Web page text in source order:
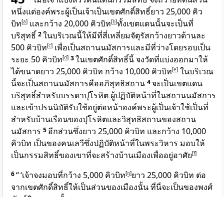
หนึ่งแด่องค์พระผู้เป็นเจ้าเป็นเขตศักดิ์สิทธิ์ยาว 25,000 คิว
บิท[a] และกว้าง 20,000 คิวบิท[b]ทั้งเขตแดนนั้นจะเป็นที่
บริสุทธิ์ 2ในบริเวณนี้ให้มีที่สี่เหลี่ยมจัตุรัสกว้างยาวด้านละ
500 คิวบิท[c] เพื่อเป็นสถานนมัสการและมีที่ว่างโดยรอบเป็น
ระยะ 50 คิวบิท[d] 3ในเขตศักดิ์สิทธิ์นี้ จงวัดที่แบ่งออกมาให้
ได้ขนาดยาว 25,000 คิวบิท กว้าง 10,000 คิวบิท[e] ในบริเวณ
นี้จะเป็นสถานนมัสการคืออภิสุทธิสถาน 4 จะเป็นเขตแดน
บริสุทธิ์สำหรับบรรดาปุโรหิต ผู้ปฏิบัติหน้าที่ในสถานนมัสการ
และเข้าปรนนิบัติรับใช้อยู่ต่อหน้าองค์พระผู้เป็นเจ้าใช้เป็นที่
สำหรับบ้านเรือนของปุโรหิตและวิสุทธิสถานของสถาน
นมัสการ 5 อีกส่วนซึ่งยาว 25,000 คิวบิท และกว้าง 10,000
คิวบิท เป็นของคนเลวีซึ่งปฏิบัติหน้าที่ในพระวิหาร มอบให้
เป็นกรรมสิทธิ์ของเขาที่จะสร้างบ้านเมืองเพื่ออยู่อาศัย[f]
6“ ‘เจ้าจงมอบที่กว้าง 5,000 คิวบิท[g]ยาว 25,000 คิวบิท ต่อ
จากเขตศักดิ์สิทธิ์ให้เป็นส่วนของเมืองนั้น ที่นี่จะเป็นของพงศ์